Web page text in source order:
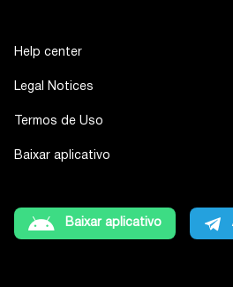
Help center
Legal Notices
Termos de Uso
Baixar aplicativo
Baixar aplicativo